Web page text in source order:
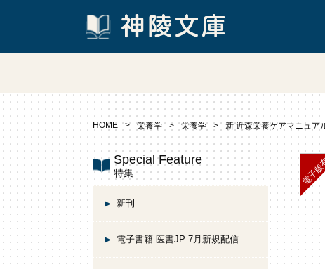
HOME 栄養学 栄養学 新 近森栄養ケアマニュア
Special Feature
特集
新刊
電子書籍 医書JP 7月新規配信